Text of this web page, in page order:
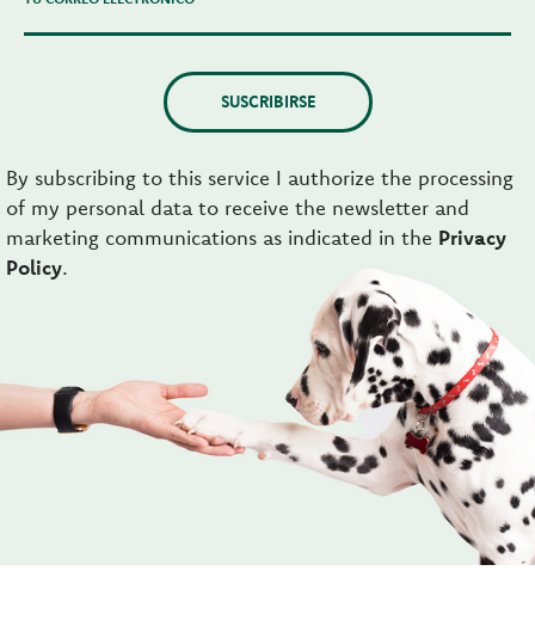
SUSCRIBIRSE
By subscribing to this service I authorize the processing
of my personal data to receive the newsletter and
marketing communications as indicated in the Privacy
Policy.